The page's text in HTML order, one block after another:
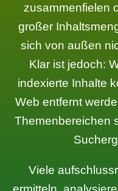
zusammenfielen
großer
sich von außen
Klar ist jedoch:
indexierte Inhalte
Web entfernt
Themenbereichen
Viele